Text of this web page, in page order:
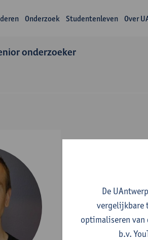
Onderzoek Studentenleven Over
onderzoeker
Over
De
vergelijkbare
optimaliseren van
b.v.